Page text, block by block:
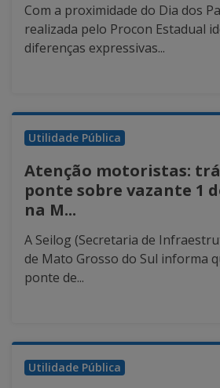
Com a proximidade do Dia dos
realizada pelo Procon Estadual
diferenças expressivas...
Utilidade Pública
Atenção motoristas:
ponte sobre vazante 1
na M...
A Seilog (Secretaria de
de Mato Grosso do Sul informa
ponte de...
Utilidade Pública